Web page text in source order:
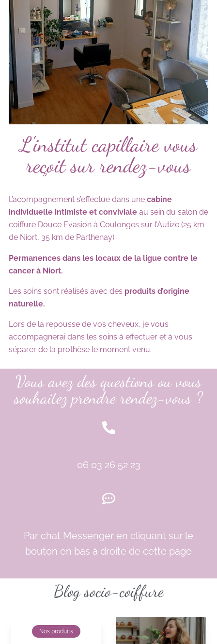
L'institut capillaire vous
reçoit sur rendez-vous
L’acompagnement s’effectue dans une cabine
individuelle intimiste et conviviale au sein du salon de
coiffure Douce Evasion à Coulonges sur l’Autize (25 km
de Niort, 35 km de Parthenay).
Permanences dans les locaux de la ligue contre le
cancer à Niort.
Les soins sont réalisés avec des produits d’origine
naturelle.
Lors de la repousse de vos cheveux, je vous
accompagnerai dans les soins à effectuer et à vous
séparer de la prothèse le moment venu.
Vous avez des questions ou vous
souhaitez prendre rendez-vous ?
06 03 26 52 23
Par chat Messenger en cliquant sur le
bouton en bas à droite de cette page
Blog socio-coiffure
Nos produits